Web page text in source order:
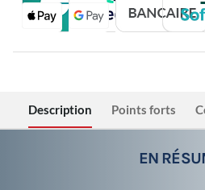
Description Points forts
EN